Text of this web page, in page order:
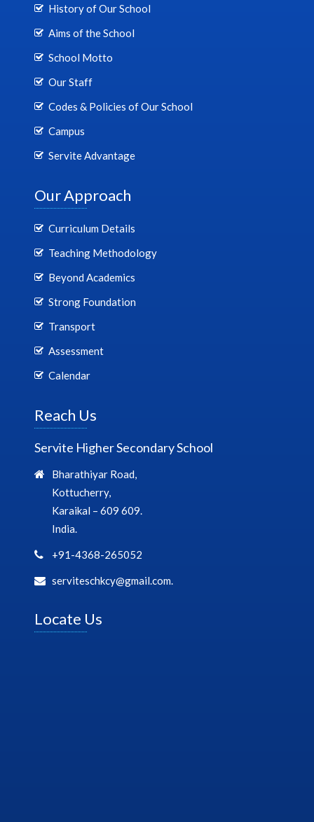
History of Our School
Aims of the School
School Motto
Our Staff
Codes & Policies of Our School
Campus
Servite Advantage
Our Approach
Curriculum Details
Teaching Methodology
Beyond Academics
Strong Foundation
Transport
Assessment
Calendar
Reach Us
Servite Higher Secondary School
Bharathiyar Road,
Kottucherry,
Karaikal – 609 609.
India.
+91-4368-265052
serviteschkcy@gmail.com.
Locate Us